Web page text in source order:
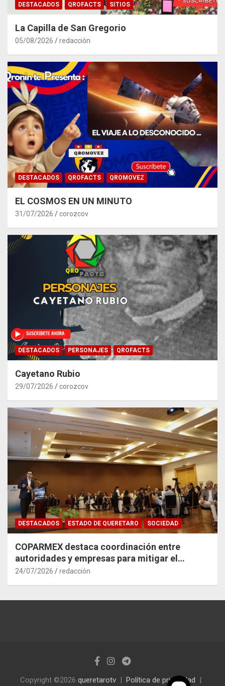
DESTACADOS QROFACTS SITIOS
La Capilla de San Gregorio
05/08/2026 redacción
DESTACADOS QROFACTS QROMOVEZ
EL COSMOS EN UN MINUTO
31/07/2026 corozcov
DESTACADOS PERSONAJES QROFACTS
Cayetano Rubio
29/07/2026 corozcov
DESTACADOS ESTADO DE QUERETARO SOCIEDAD
COPARMEX destaca coordinación entre
autoridades y empresas para mitigar el
impacto del Tren México–Querétaro
24/07/2026 redacción
Copyright ©2026 queretarotv Política de privacidad